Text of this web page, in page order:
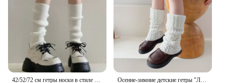
42/52/72 см гетры носки в стиле Лолиты Y2K вязаные теплые чехлы для ног белые, черные теплые женские осенне-зимние вязаные крючком носки манжеты для ботинок Осенне-зимние детские гетры "Лолита" твист вязаный женский теплый чехол для ног милые Защитные носки Длинные чулки